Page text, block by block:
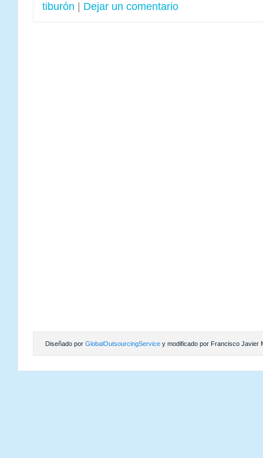
tiburón
Dejar un comentario
Diseñado por GlobalOutsourcingService y modificado por Francisco Javier